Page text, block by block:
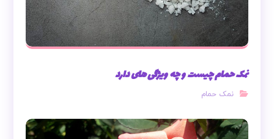
نمک حمام چیست و چه ویژگی های دارد
نمک حمام